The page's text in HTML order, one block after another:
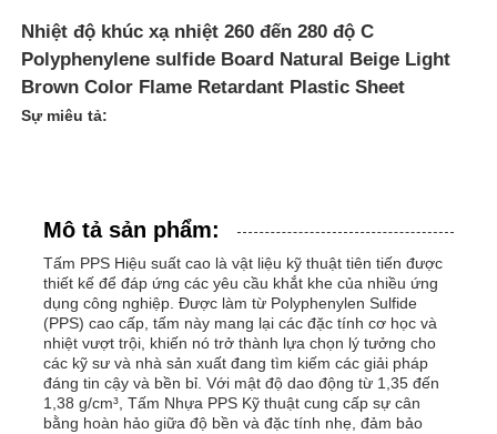
Nhà
Sản phẩm
Về chúng tôi
Nhiệt độ khúc xạ nhiệt 260 đến 280 độ C
Polyphenylene sulfide Board Natural Beige Light
Brown Color Flame Retardant Plastic Sheet
Sự miêu tả:
Mô tả sản phẩm:
Tấm PPS Hiệu suất cao là vật liệu kỹ thuật tiên tiến được
thiết kế để đáp ứng các yêu cầu khắt khe của nhiều ứng
dụng công nghiệp. Được làm từ Polyphenylen Sulfide
(PPS) cao cấp, tấm này mang lại các đặc tính cơ học và
nhiệt vượt trội, khiến nó trở thành lựa chọn lý tưởng cho
các kỹ sư và nhà sản xuất đang tìm kiếm các giải pháp
đáng tin cậy và bền bỉ. Với mật độ dao động từ 1,35 đến
1,38 g/cm³, Tấm Nhựa PPS Kỹ thuật cung cấp sự cân
bằng hoàn hảo giữa độ bền và đặc tính nhẹ, đảm bảo